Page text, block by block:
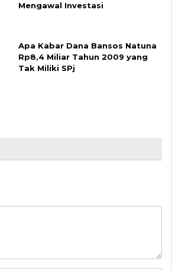
Mengawal Investasi
Apa Kabar Dana Bansos Natuna
Rp8,4 Miliar Tahun 2009 yang
Tak Miliki SPj